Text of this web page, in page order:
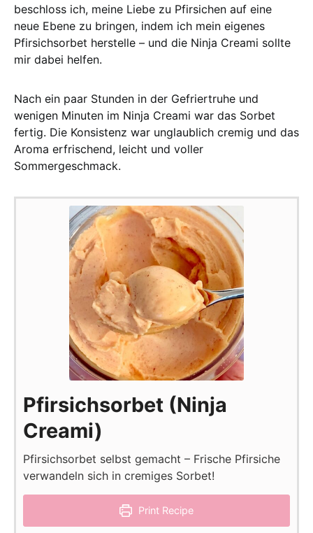
beschloss ich, meine Liebe zu Pfirsichen auf eine
neue Ebene zu bringen, indem ich mein eigenes
Pfirsichsorbet herstelle – und die Ninja Creami sollte
mir dabei helfen.
Nach ein paar Stunden in der Gefriertruhe und
wenigen Minuten im Ninja Creami war das Sorbet
fertig. Die Konsistenz war unglaublich cremig und das
Aroma erfrischend, leicht und voller
Sommergeschmack.
Pfirsichsorbet (Ninja
Creami)
Pfirsichsorbet selbst gemacht – Frische Pfirsiche
verwandeln sich in cremiges Sorbet!
Print Recipe